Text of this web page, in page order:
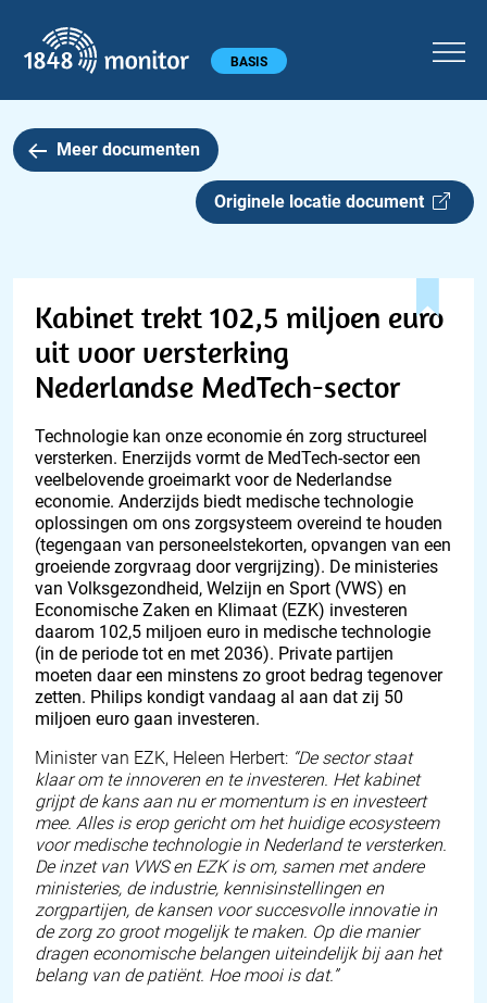
Hoofdmenu BASIS
Meer documenten
Originele locatie document
Kabinet trekt 102,5 miljoen euro
uit voor versterking
Nederlandse MedTech-sector
Technologie kan onze economie én zorg structureel
versterken. Enerzijds vormt de MedTech-sector een
veelbelovende groeimarkt voor de Nederlandse
economie. Anderzijds biedt medische technologie
oplossingen om ons zorgsysteem overeind te houden
(tegengaan van personeelstekorten, opvangen van een
groeiende zorgvraag door vergrijzing). De ministeries
van Volksgezondheid, Welzijn en Sport (VWS) en
Economische Zaken en Klimaat (EZK) investeren
daarom 102,5 miljoen euro in medische technologie
(in de periode tot en met 2036). Private partijen
moeten daar een minstens zo groot bedrag tegenover
zetten. Philips kondigt vandaag al aan dat zij 50
miljoen euro gaan investeren.
Minister van EZK, Heleen Herbert: “De sector staat
klaar om te innoveren en te investeren. Het kabinet
grijpt de kans aan nu er momentum is en investeert
mee. Alles is erop gericht om het huidige ecosysteem
voor medische technologie in Nederland te versterken.
De inzet van VWS en EZK is om, samen met andere
ministeries, de industrie, kennisinstellingen en
zorgpartijen, de kansen voor succesvolle innovatie in
de zorg zo groot mogelijk te maken. Op die manier
dragen economische belangen uiteindelijk bij aan het
belang van de patiënt. Hoe mooi is dat.”